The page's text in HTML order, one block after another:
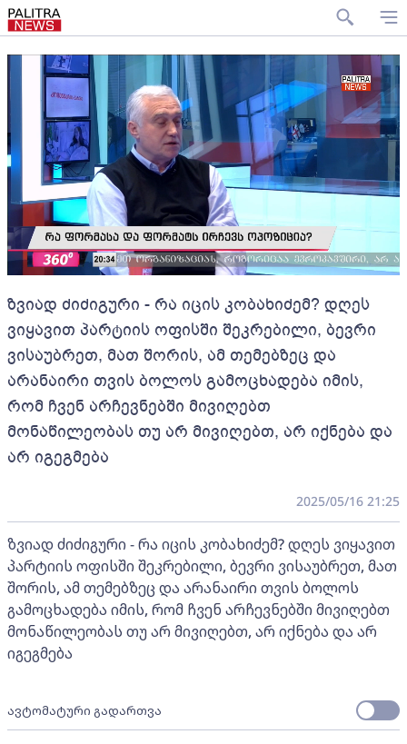
ზვიად ძიძიგური - რა იცის კობახიძემ? დღეს
ვიყავით პარტიის ოფისში შეკრებილი, ბევრი
ვისაუბრეთ, მათ შორის, ამ თემებზეც და
არანაირი თვის ბოლოს გამოცხადება იმის,
რომ ჩვენ არჩევნებში მივიღებთ
მონაწილეობას თუ არ მივიღებთ, არ იქნება და
არ იგეგმება
2025/05/16 21:25
ზვიად ძიძიგური - რა იცის კობახიძემ? დღეს ვიყავით
პარტიის ოფისში შეკრებილი, ბევრი ვისაუბრეთ, მათ
შორის, ამ თემებზეც და არანაირი თვის ბოლოს
გამოცხადება იმის, რომ ჩვენ არჩევნებში მივიღებთ
მონაწილეობას თუ არ მივიღებთ, არ იქნება და არ
იგეგმება
ავტომატური გადართვა